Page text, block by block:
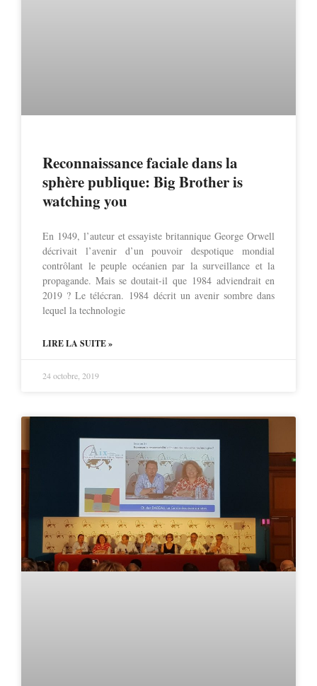
Reconnaissance faciale dans la
sphère publique: Big Brother is
watching you
En 1949, l’auteur et essayiste britannique George Orwell
décrivait l’avenir d’un pouvoir despotique mondial
contrôlant le peuple océanien par la surveillance et la
propagande. Mais se doutait-il que 1984 adviendrait en
2019 ? Le télécran. 1984 décrit un avenir sombre dans
lequel la technologie
LIRE LA SUITE »
24 octobre, 2019